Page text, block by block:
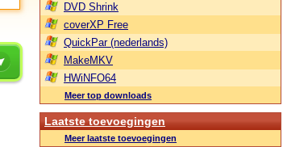
DVD Shrink
coverXP Free
QuickPar (nederlands)
MakeMKV
HWiNFO64
Meer top downloads
Laatste toevoegingen
Meer laatste toevoegingen